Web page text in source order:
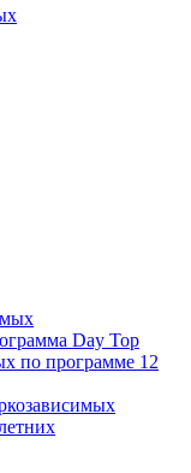
Day Top
по программе 12